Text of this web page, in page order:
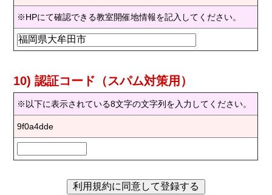
※HPにて確認できる教室開催地情報を記入してください。
10) 認証コード（スパム対策用）
※以下に表示されている8文字の文字列を入力してください。
9f0a4dde